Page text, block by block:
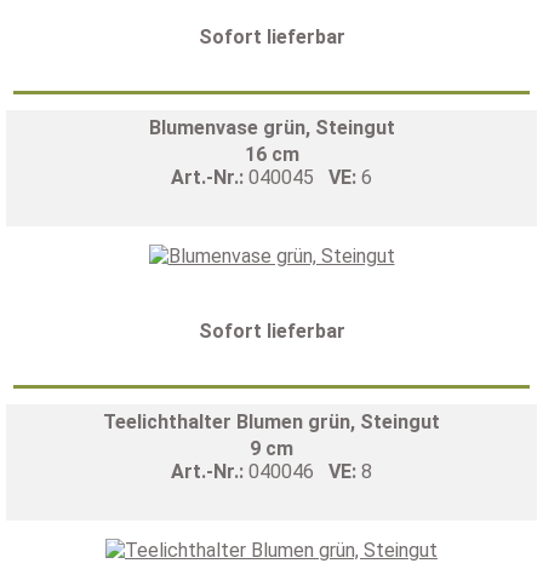
Sofort lieferbar
Blumenvase grün, Steingut
16 cm
Art.-Nr.: 040045 VE: 6
Sofort lieferbar
Teelichthalter Blumen grün, Steingut
9 cm
Art.-Nr.: 040046 VE: 8